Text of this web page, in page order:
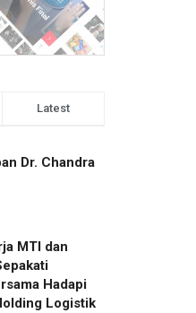
Latest
Dr. Chandra
MTI dan
Hadapi
Logistik